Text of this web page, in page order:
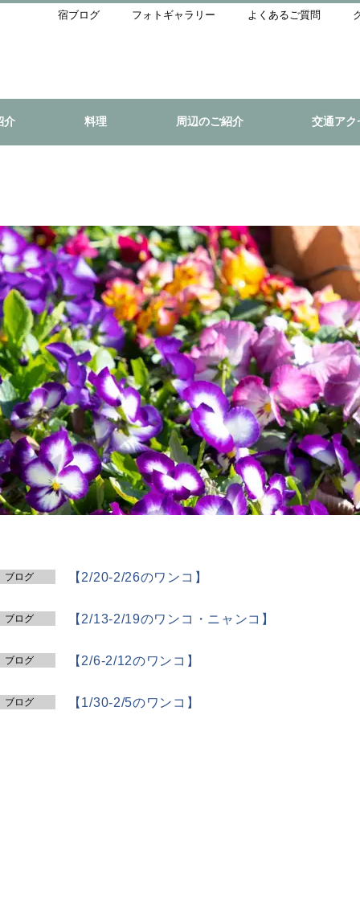
宿ブログ フォトギャラリー よくあるご質問
介 料理 周辺のご紹介 交通アク
ブログ 【2/20-2/26のワンコ】
ブログ 【2/13-2/19のワンコ・ニャンコ】
ブログ 【2/6-2/12のワンコ】
ブログ 【1/30-2/5のワンコ】